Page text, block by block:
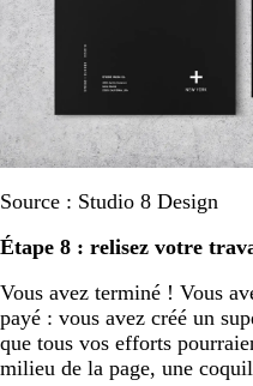
Source : Studio 8 Design
Étape 8 : relisez votre
Vous avez terminé ! Vous
payé : vous avez créé un
que tous vos efforts
milieu de la page, une